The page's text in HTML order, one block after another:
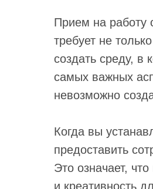
Прием на работу
требует не
создать среду, в
самых важных
невозможно
Когда вы
предоставить
Это означает,
и креативность